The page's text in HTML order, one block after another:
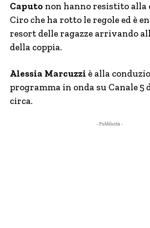
Caputo non hanno resistito alla
Ciro che ha rotto le regole ed è
resort delle ragazze arrivando
della coppia.
Alessia Marcuzzi è alla
programma in onda su Canale 5
circa.
- Pubblicità -